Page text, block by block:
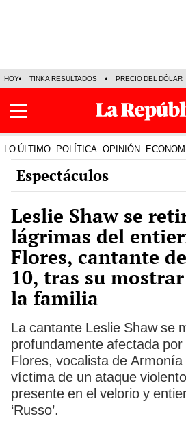
HOY TINKA RESULTADOS PRECIO DEL DÓLAR
LO ÚLTIMO POLÍTICA OPINIÓN
Espectáculos
Leslie Shaw se
lágrimas del
Flores, cantante
10, tras su
la familia
La cantante Leslie Shaw se
profundamente afectada
Flores, vocalista de
víctima de un ataque
presente en el velorio y
‘Russo’.